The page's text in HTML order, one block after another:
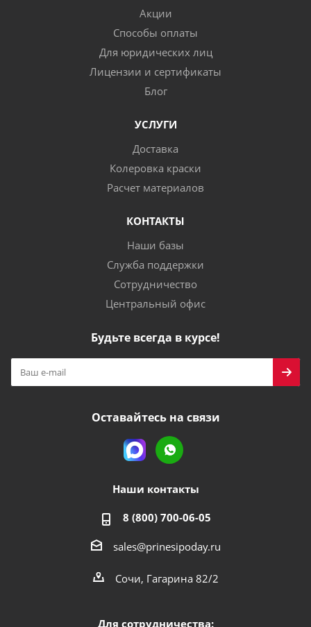
Акции
Способы оплаты
Для юридических лиц
Лицензии и сертификаты
Блог
УСЛУГИ
Доставка
Колеровка краски
Расчет материалов
КОНТАКТЫ
Наши базы
Служба поддержки
Сотрудничество
Центральный офис
Будьте всегда в курсе!
Оставайтесь на связи
Наши контакты
8 (800) 700-06-05
sales@prinesipoday.ru
Сочи, Гагарина 82/2
Для сотрудничества: